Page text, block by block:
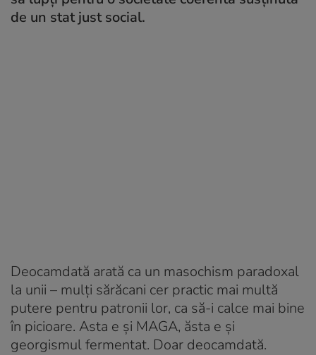
de un stat just social.
Deocamdată arată ca un masochism paradoxal
la unii – mulți sărăcani cer practic mai multă
putere pentru patronii lor, ca să-i calce mai bine
în picioare. Asta e și MAGA, ăsta e și
georgismul fermentat. Doar deocamdată.